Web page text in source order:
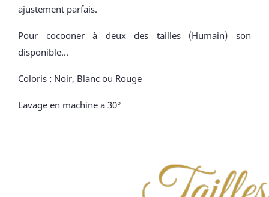
ajustement parfais.
Pour cocooner à deux des tailles (Humain) son
disponible...
Coloris : Noir, Blanc ou Rouge
Lavage en machine a 30°